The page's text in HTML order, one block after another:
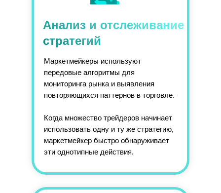
Анализ и отслеживание
стратегий
Маркетмейкеры используют
передовые алгоритмы для
мониторинга рынка и выявления
повторяющихся паттернов в торговле.
Когда множество трейдеров начинает
использовать одну и ту же стратегию,
маркетмейкер быстро обнаруживает
эти однотипные действия.